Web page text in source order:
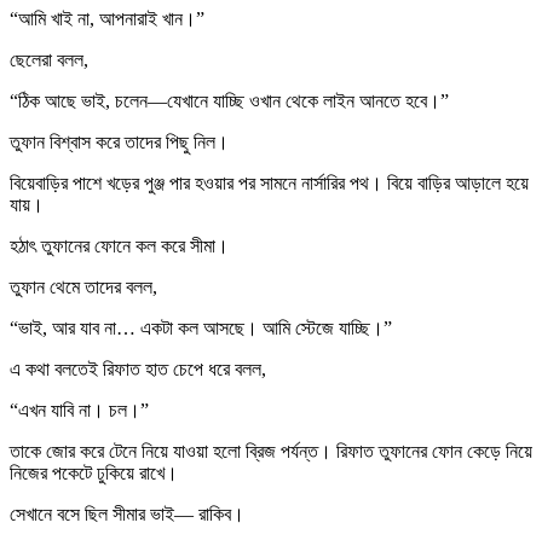
“আমি খাই না, আপনারাই খান।”
ছেলেরা বলল,
“ঠিক আছে ভাই, চলেন—যেখানে যাচ্ছি ওখান থেকে লাইন আনতে হবে।”
তুফান বিশ্বাস করে তাদের পিছু নিল।
বিয়েবাড়ির পাশে খড়ের পুঞ্জ পার হওয়ার পর সামনে নার্সারির পথ। বিয়ে বাড়ির আড়ালে হয়ে
যায়।
হঠাৎ তুফানের ফোনে কল করে সীমা।
তুফান থেমে তাদের বলল,
“ভাই, আর যাব না… একটা কল আসছে। আমি স্টেজে যাচ্ছি।”
এ কথা বলতেই রিফাত হাত চেপে ধরে বলল,
“এখন যাবি না। চল।”
তাকে জোর করে টেনে নিয়ে যাওয়া হলো ব্রিজ পর্যন্ত। রিফাত তুফানের ফোন কেড়ে নিয়ে
নিজের পকেটে ঢুকিয়ে রাখে।
সেখানে বসে ছিল সীমার ভাই— রাকিব।